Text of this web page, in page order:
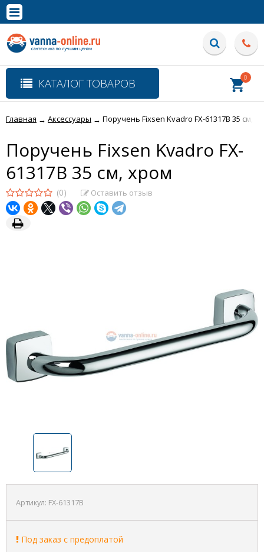
Полная версия сайта
КАТАЛОГ ТОВАРОВ 0
Главная → Аксессуары → Поручень Fixsen Kvadro FX-61317В 35 см,
Поручень Fixsen Kvadro FX-
61317В 35 см, хром
(0) Оставить отзыв
Артикул: FX-61317В
Под заказ с предоплатой